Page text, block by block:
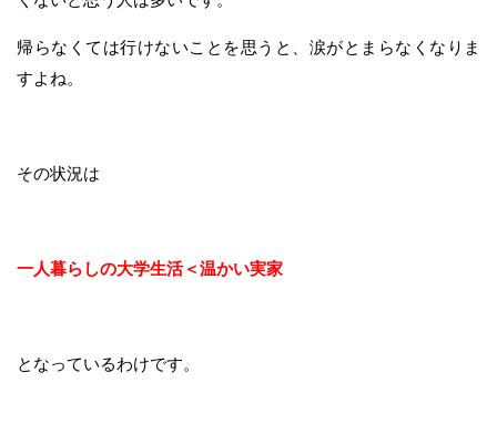
帰らなくては行けないことを思うと、涙がとまらなくなりま
すよね。
その状況は
一人暮らしの大学生活＜温かい実家
となっているわけです。